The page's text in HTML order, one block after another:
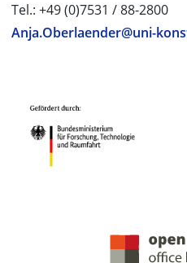
Tel.: +49 (0)7531 / 88-2800
Anja.Oberlaender@uni-